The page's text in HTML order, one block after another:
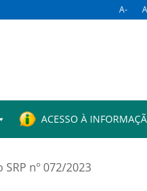
A- A
ACESSO À
SRP nº 072/2023